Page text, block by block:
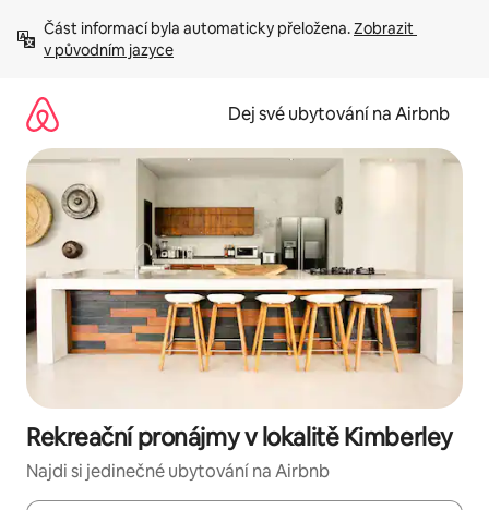
obsah
Část informací byla automaticky přeložena. Zobrazit
v původním jazyce
Dej své ubytování na Airbnb
Rekreační pronájmy v lokalitě Kimberley
Najdi si jedinečné ubytování na Airbnb